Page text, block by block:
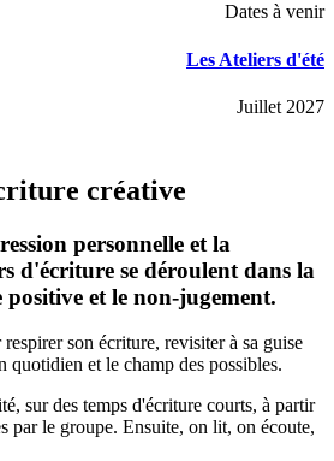
Dates à venir
Les Ateliers d'été
Juillet 2027
créative
personnelle et la
d'écriture se déroulent dans la
et le non-jugement.
son écriture, revisiter à sa guise
quotidien et le champ des possibles.
sur des temps d'écriture courts, à partir
par le groupe. Ensuite, on lit, on écoute,